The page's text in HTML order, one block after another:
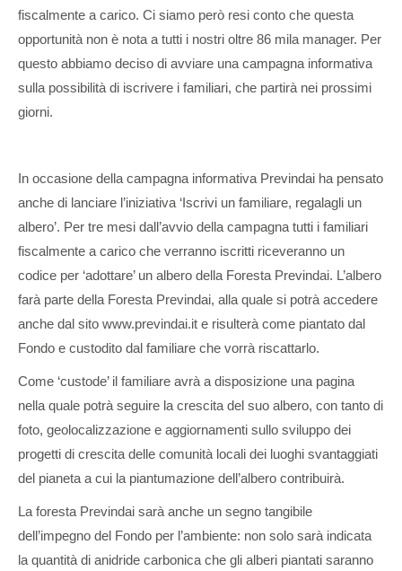
fiscalmente a carico. Ci siamo però resi conto che questa
opportunità non è nota a tutti i nostri oltre 86 mila manager. Per
questo abbiamo deciso di avviare una campagna informativa
sulla possibilità di iscrivere i familiari, che partirà nei prossimi
giorni.
In occasione della campagna informativa Previndai ha pensato
anche di lanciare l’iniziativa ‘Iscrivi un familiare, regalagli un
albero’. Per tre mesi dall’avvio della campagna tutti i familiari
fiscalmente a carico che verranno iscritti riceveranno un
codice per ‘adottare’ un albero della Foresta Previndai. L’albero
farà parte della Foresta Previndai, alla quale si potrà accedere
anche dal sito www.previndai.it e risulterà come piantato dal
Fondo e custodito dal familiare che vorrà riscattarlo.
Come ‘custode’ il familiare avrà a disposizione una pagina
nella quale potrà seguire la crescita del suo albero, con tanto di
foto, geolocalizzazione e aggiornamenti sullo sviluppo dei
progetti di crescita delle comunità locali dei luoghi svantaggiati
del pianeta a cui la piantumazione dell’albero contribuirà.
La foresta Previndai sarà anche un segno tangibile
dell’impegno del Fondo per l’ambiente: non solo sarà indicata
la quantità di anidride carbonica che gli alberi piantati saranno